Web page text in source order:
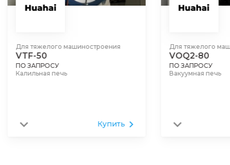
Для тяжелого машиностроения
VTF-50
ПО ЗАПРОСУ
Калильная печь
Купить
Для тяжелого
VOQ2-80
ПО ЗАПРОСУ
Вакуумная печь